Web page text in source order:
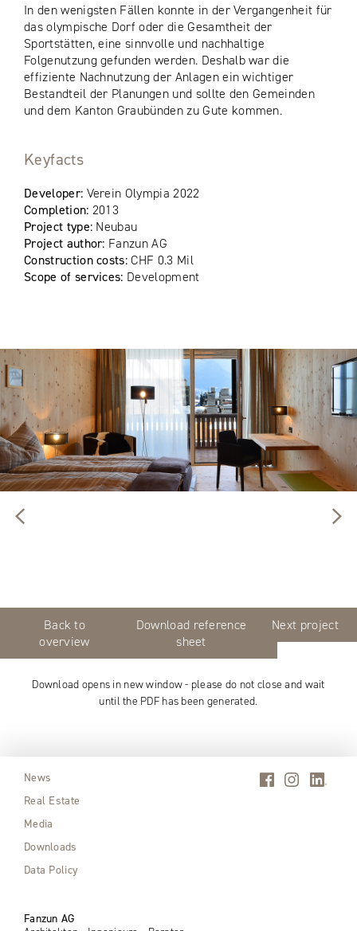
In den wenigsten Fällen konnte in der Vergangenheit für
das olympische Dorf oder die Gesamtheit der
Sportstätten, eine sinnvolle und nachhaltige
Folgenutzung gefunden werden. Deshalb war die
effiziente Nachnutzung der Anlagen ein wichtiger
Bestandteil der Planungen und sollte den Gemeinden
und dem Kanton Graubünden zu Gute kommen.
Keyfacts
Developer: Verein Olympia 2022
Completion: 2013
Project type: Neubau
Project author: Fanzun AG
Construction costs:CHF 0.3 Mil
Scope of services: Development
Back to
overview
Download reference
sheet
Next project
Download opens in new window - please do not close and wait
until the PDF has been generated.
News
Real Estate
Media
Downloads
Data Policy
Fanzun AG